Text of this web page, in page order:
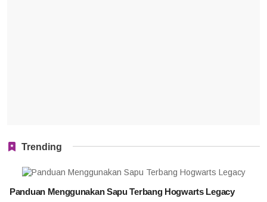
Trending
Panduan Menggunakan Sapu Terbang Hogwarts Legacy